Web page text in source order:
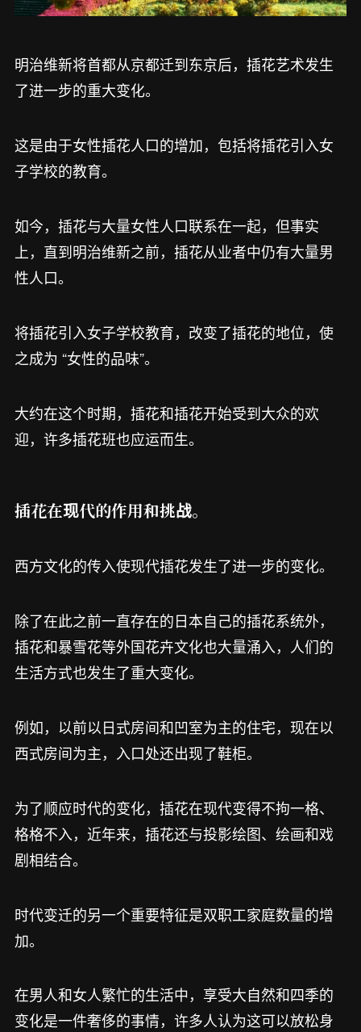
明治维新将首都从京都迁到东京后，插花艺术发生
了进一步的重大变化。
这是由于女性插花人口的增加，包括将插花引入女
子学校的教育。
如今，插花与大量女性人口联系在一起，但事实
上，直到明治维新之前，插花从业者中仍有大量男
性人口。
将插花引入女子学校教育，改变了插花的地位，使
之成为 “女性的品味”。
大约在这个时期，插花和插花开始受到大众的欢
迎，许多插花班也应运而生。
插花在现代的作用和挑战。
西方文化的传入使现代插花发生了进一步的变化。
除了在此之前一直存在的日本自己的插花系统外，
插花和暴雪花等外国花卉文化也大量涌入，人们的
生活方式也发生了重大变化。
例如，以前以日式房间和凹室为主的住宅，现在以
西式房间为主，入口处还出现了鞋柜。
为了顺应时代的变化，插花在现代变得不拘一格、
格格不入，近年来，插花还与投影绘图、绘画和戏
剧相结合。
时代变迁的另一个重要特征是双职工家庭数量的增
加。
在男人和女人繁忙的生活中，享受大自然和四季的
变化是一件奢侈的事情，许多人认为这可以放松身